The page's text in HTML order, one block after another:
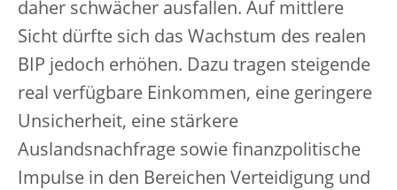
daher schwächer ausfallen. Auf mittlere
Sicht dürfte sich das Wachstum des realen
BIP jedoch erhöhen. Dazu tragen steigende
real verfügbare Einkommen, eine geringere
Unsicherheit, eine stärkere
Auslandsnachfrage sowie finanzpolitische
Impulse in den Bereichen Verteidigung und